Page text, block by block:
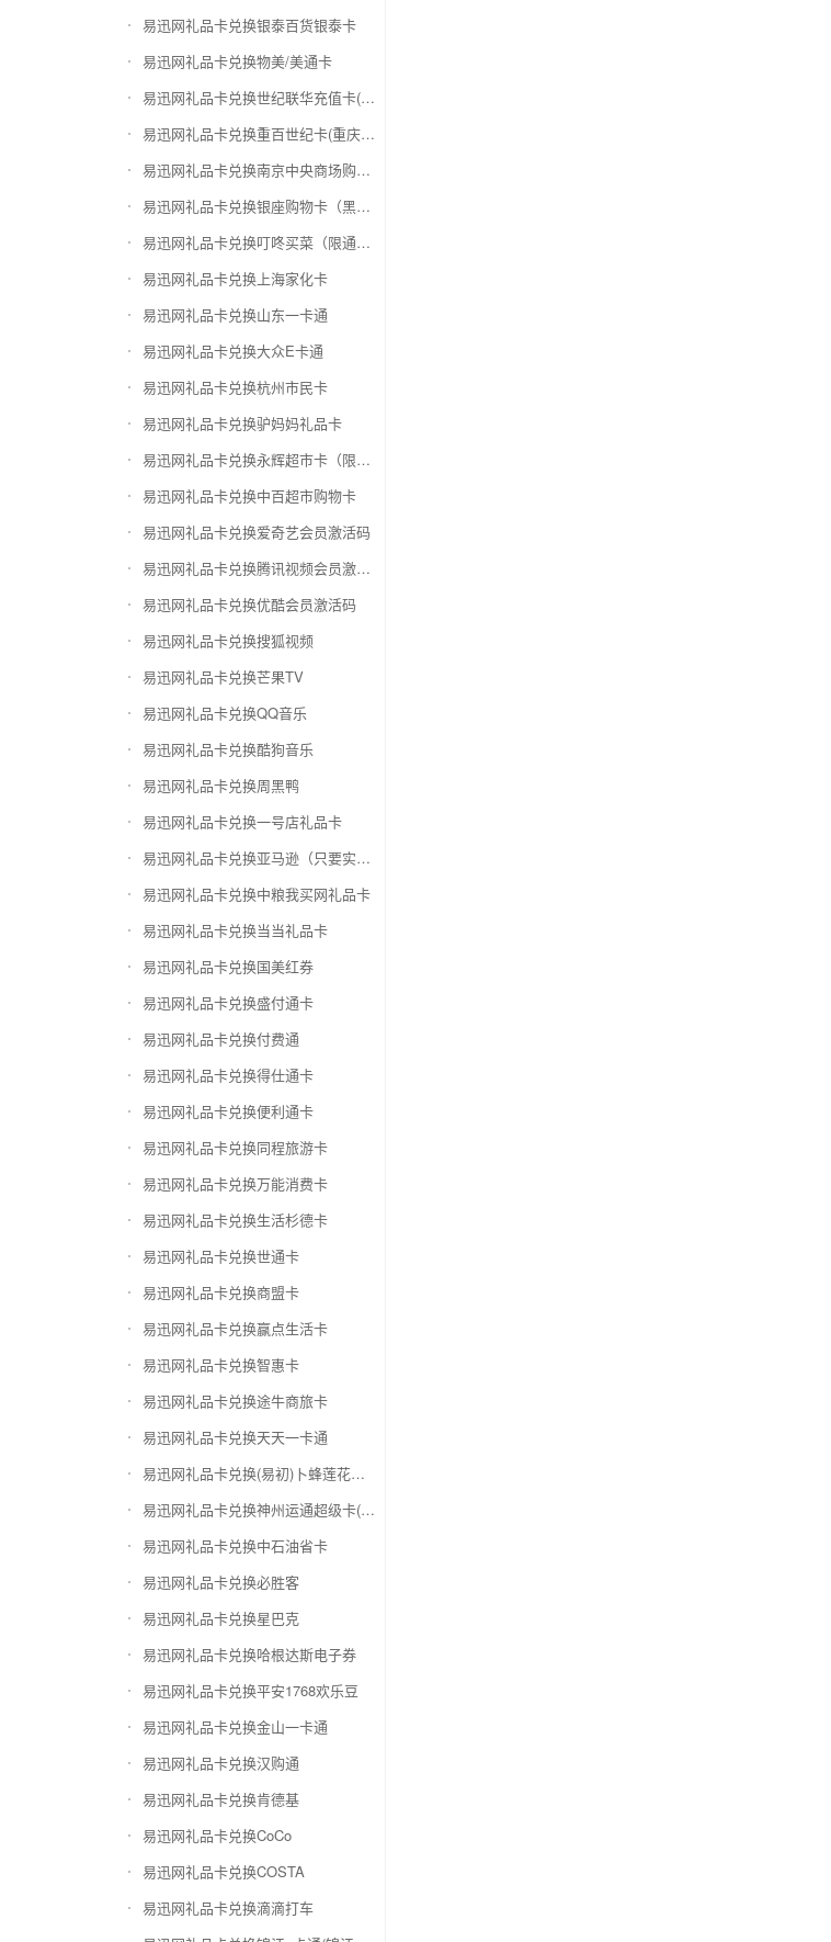
易迅网礼品卡兑换银泰百货银泰卡
易迅网礼品卡兑换物美/美通卡
易迅网礼品卡兑换世纪联华充值卡(杭州联华)
易迅网礼品卡兑换重百世纪卡(重庆百货)
易迅网礼品卡兑换南京中央商场购物卡
易迅网礼品卡兑换银座购物卡（黑卡）
易迅网礼品卡兑换叮咚买菜（限通用礼品卡）
易迅网礼品卡兑换上海家化卡
易迅网礼品卡兑换山东一卡通
易迅网礼品卡兑换大众E卡通
易迅网礼品卡兑换杭州市民卡
易迅网礼品卡兑换驴妈妈礼品卡
易迅网礼品卡兑换永辉超市卡（限实体卡）
易迅网礼品卡兑换中百超市购物卡
易迅网礼品卡兑换爱奇艺会员激活码
易迅网礼品卡兑换腾讯视频会员激活码
易迅网礼品卡兑换优酷会员激活码
易迅网礼品卡兑换搜狐视频
易迅网礼品卡兑换芒果TV
易迅网礼品卡兑换QQ音乐
易迅网礼品卡兑换酷狗音乐
易迅网礼品卡兑换周黑鸭
易迅网礼品卡兑换一号店礼品卡
易迅网礼品卡兑换亚马逊（只要实体卡）
易迅网礼品卡兑换中粮我买网礼品卡
易迅网礼品卡兑换当当礼品卡
易迅网礼品卡兑换国美红券
易迅网礼品卡兑换盛付通卡
易迅网礼品卡兑换付费通
易迅网礼品卡兑换得仕通卡
易迅网礼品卡兑换便利通卡
易迅网礼品卡兑换同程旅游卡
易迅网礼品卡兑换万能消费卡
易迅网礼品卡兑换生活杉德卡
易迅网礼品卡兑换世通卡
易迅网礼品卡兑换商盟卡
易迅网礼品卡兑换赢点生活卡
易迅网礼品卡兑换智惠卡
易迅网礼品卡兑换途牛商旅卡
易迅网礼品卡兑换天天一卡通
易迅网礼品卡兑换(易初)卜蜂莲花礼品卡
易迅网礼品卡兑换神州运通超级卡(运通网购卡)
易迅网礼品卡兑换中石油省卡
易迅网礼品卡兑换必胜客
易迅网礼品卡兑换星巴克
易迅网礼品卡兑换哈根达斯电子券
易迅网礼品卡兑换平安1768欢乐豆
易迅网礼品卡兑换金山一卡通
易迅网礼品卡兑换汉购通
易迅网礼品卡兑换肯德基
易迅网礼品卡兑换CoCo
易迅网礼品卡兑换COSTA
易迅网礼品卡兑换滴滴打车